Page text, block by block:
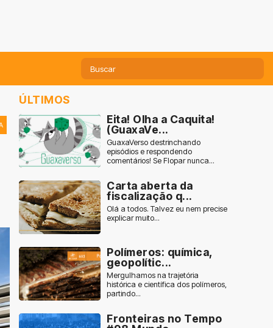
ÚLTIMOS
Eita! Olha a Caquita!
(GuaxaVe...
GuaxaVerso destrinchando
episódios e respondendo
comentários! Se Flopar nunca...
Carta aberta da
fiscalização q...
Olá a todos. Talvez eu nem precise
explicar muito...
Polímeros: química,
geopolític...
Mergulhamos na trajetória
histórica e científica dos polímeros,
partindo...
Fronteiras no Tempo